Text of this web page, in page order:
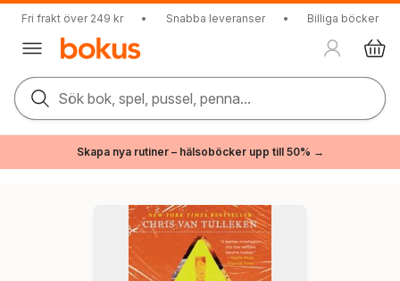
Fri frakt över 249 kr • Snabba leveranser • Billiga böcker
Sök bok, spel, pussel, penna...
Skapa nya rutiner – hälsoböcker upp till 50% →